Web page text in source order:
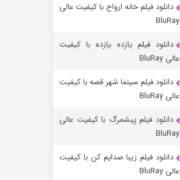
خاندان اژدها فصل ۳
جادوگری در مغولستان
دانلود فیلم خانه ارواح با کیفیت عالی
BluRay
دانلود فیلم یازده یازده با کیفیت
عالی BluRay
دانلود فیلم سینما شهر قصه با کیفیت
عالی BluRay
دانلود فیلم پیشمرگ با کیفیت عالی
BluRay
دانلود فیلم زیبا صدایم کن با کیفیت
عالی BluRay